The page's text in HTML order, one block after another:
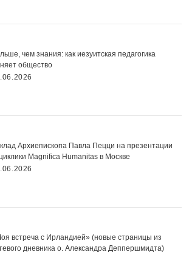
чем знания: как иезуитская педагогика
общество
Архиепископа Павла Пецци на презентации
Magnifica Нumanitas в Москве
встреча с Ирландией» (новые страницы из
дневника о. Александра Деппершмидта)